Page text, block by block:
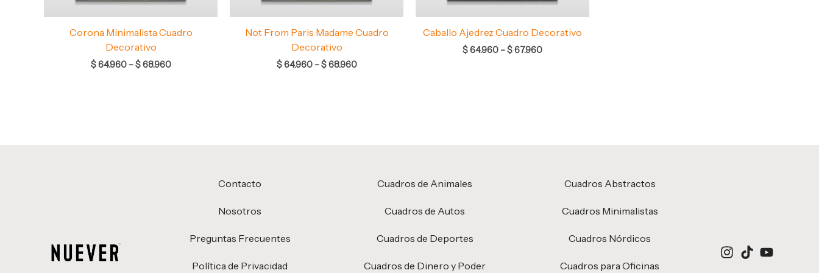
Corona Minimalista Cuadro
Decorativo
$64.960 –$68.960
Not From Paris Madame Cuadro
Decorativo
$64.960 –$68.960
Caballo Ajedrez Cuadro Decorativo
$64.960 –$67.960
Contacto
Nosotros
Preguntas Frecuentes
Política de Privacidad
Cuadros de Animales
Cuadros de Autos
Cuadros de Deportes
Cuadros de Dinero y Poder
Cuadros Abstractos
Cuadros Minimalistas
Cuadros Nórdicos
Cuadros para Oficinas